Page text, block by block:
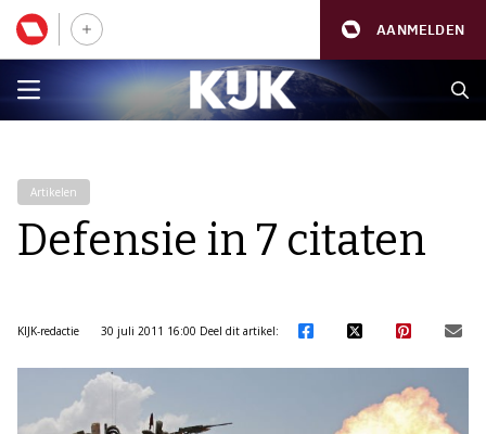
AANMELDEN
Artikelen
Defensie in 7 citaten
KIJK-redactie 30 juli 2011 16:00 Deel dit artikel: